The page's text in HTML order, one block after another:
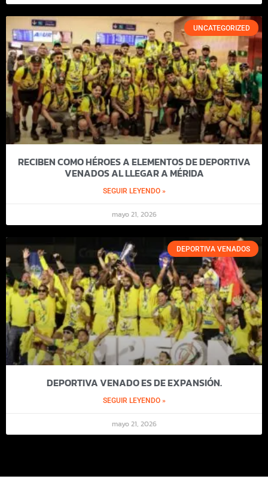
UNCATEGORIZED
RECIBEN COMO HÉROES A ELEMENTOS DE DEPORTIVA
VENADOS AL LLEGAR A MÉRIDA
SEGUIR LEYENDO »
mayo 21, 2026
DEPORTIVA VENADOS
DEPORTIVA VENADO ES DE EXPANSIÓN.
SEGUIR LEYENDO »
mayo 21, 2026